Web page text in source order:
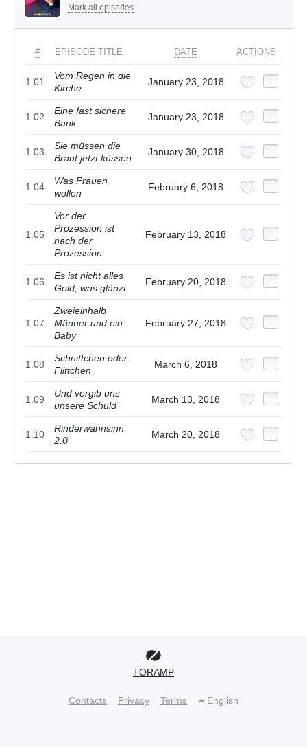
Mark all episodes
# EPISODE TITLE DATE ACTIONS
1.01
Vom Regen in die
Kirche
January 23, 2018
1.02
Eine fast sichere
Bank
January 23, 2018
1.03
Sie müssen die
Braut jetzt küssen
January 30, 2018
1.04
Was Frauen
wollen
February 6, 2018
1.05
Vor der
Prozession ist
nach der
Prozession
February 13, 2018
1.06
Es ist nicht alles
Gold, was glänzt
February 20, 2018
1.07
Zweieinhalb
Männer und ein
Baby
February 27, 2018
1.08
Schnittchen oder
Flittchen
March 6, 2018
1.09
Und vergib uns
unsere Schuld
March 13, 2018
1.10
Rinderwahnsinn
2.0
March 20, 2018
TORAMP
Contacts Privacy Terms English